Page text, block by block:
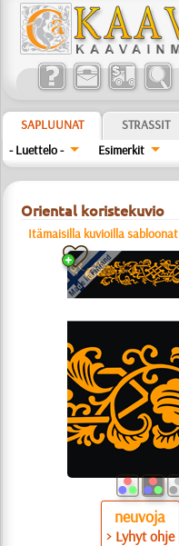
SAPLUUNAT
STRASSIT
- Luettelo -
Esimerkit
Oriental koristekuvio
Itämaisilla kuvioilla sabloonat
neuvoja
> Lyhyt ohje